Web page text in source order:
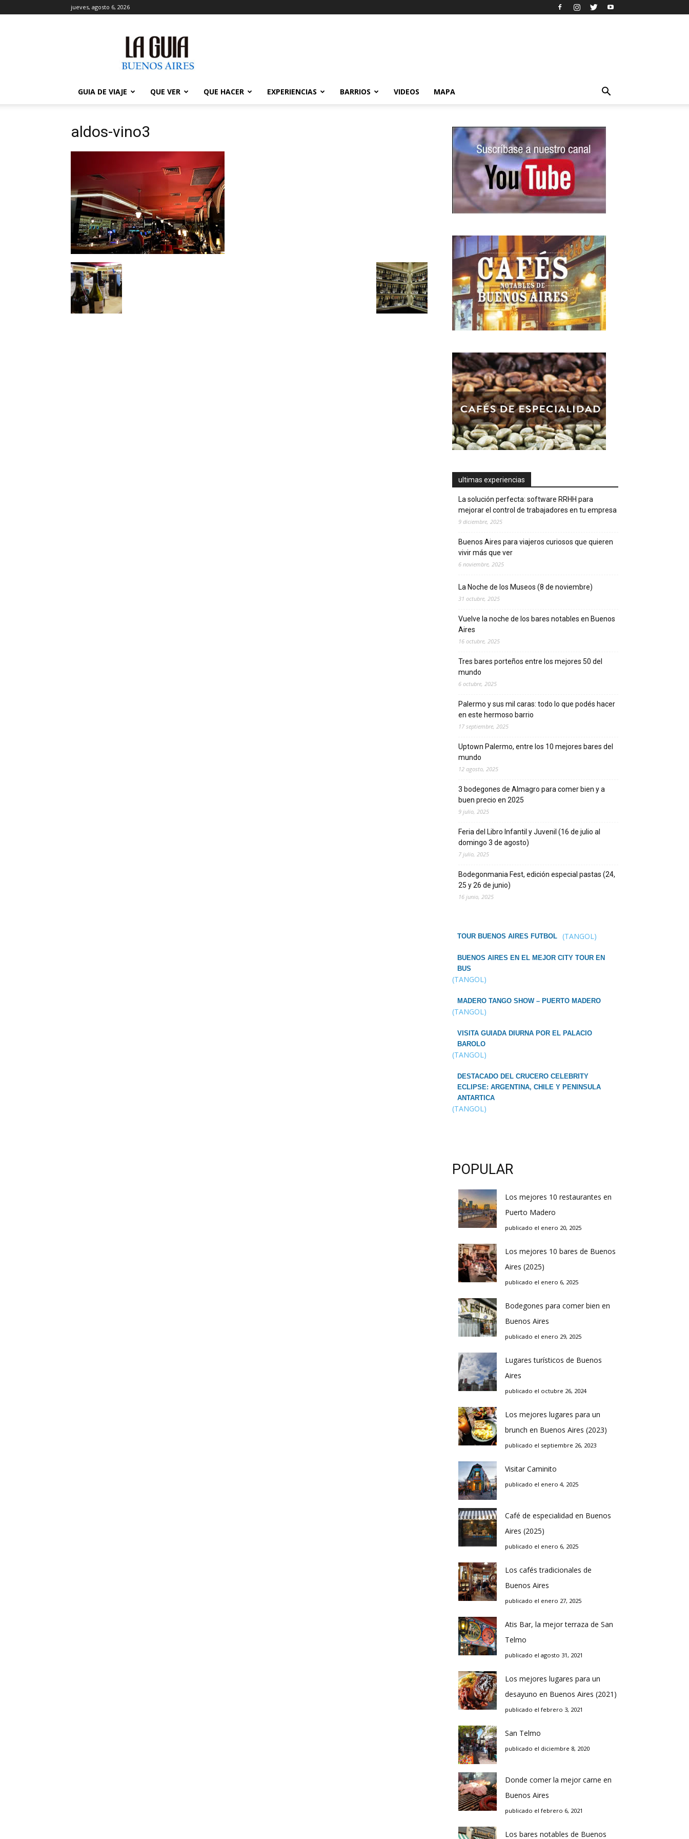
jueves, agosto 6, 2026
Guía
de
Buenos
GUIA DE VIAJE
QUE VER QUE HACER EXPERIENCIAS BARRIOS VIDEOS MAPA
aldos-vino3
ultimas experiencias
La solución perfecta: software RRHH para
mejorar el control de trabajadores en tu empresa
9 diciembre, 2025
Buenos Aires para viajeros curiosos que quieren
vivir más que ver
6 noviembre, 2025
La Noche de los Museos (8 de noviembre)
31 octubre, 2025
Vuelve la noche de los bares notables en Buenos
Aires
16 octubre, 2025
Tres bares porteños entre los mejores 50 del
mundo
6 octubre, 2025
Palermo y sus mil caras: todo lo que podés hacer
en este hermoso barrio
17 septiembre, 2025
Uptown Palermo, entre los 10 mejores bares del
mundo
12 agosto, 2025
3 bodegones de Almagro para comer bien y a
buen precio en 2025
9 julio, 2025
Feria del Libro Infantil y Juvenil (16 de julio al
domingo 3 de agosto)
7 julio, 2025
Bodegonmania Fest, edición especial pastas (24,
25 y 26 de junio)
16 junio, 2025
TOUR BUENOS AIRES FUTBOL (TANGOL)
BUENOS AIRES EN EL MEJOR CITY TOUR EN
BUS
(TANGOL)
MADERO TANGO SHOW – PUERTO MADERO
(TANGOL)
VISITA GUIADA DIURNA POR EL PALACIO
BAROLO
(TANGOL)
DESTACADO DEL CRUCERO CELEBRITY
ECLIPSE: ARGENTINA, CHILE Y PENINSULA
ANTARTICA
(TANGOL)
POPULAR
Los mejores 10 restaurantes en
Puerto Madero
publicado el enero 20, 2025
Los mejores 10 bares de Buenos
Aires (2025)
publicado el enero 6, 2025
Bodegones para comer bien en
Buenos Aires
publicado el enero 29, 2025
Lugares turísticos de Buenos
Aires
publicado el octubre 26, 2024
Los mejores lugares para un
brunch en Buenos Aires (2023)
publicado el septiembre 26, 2023
Visitar Caminito
publicado el enero 4, 2025
Café de especialidad en Buenos
Aires (2025)
publicado el enero 6, 2025
Los cafés tradicionales de
Buenos Aires
publicado el enero 27, 2025
Atis Bar, la mejor terraza de San
Telmo
publicado el agosto 31, 2021
Los mejores lugares para un
desayuno en Buenos Aires (2021)
publicado el febrero 3, 2021
San Telmo
publicado el diciembre 8, 2020
Donde comer la mejor carne en
Buenos Aires
publicado el febrero 6, 2021
Los bares notables de Buenos